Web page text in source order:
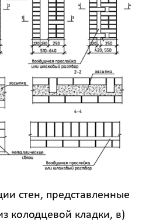
стен, представленные
колодцевой кладки, в)